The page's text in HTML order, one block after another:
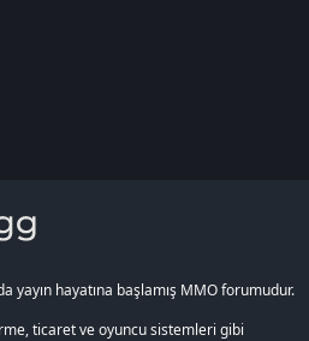
yayın hayatına başlamış MMO forumudur.
ticaret ve oyuncu sistemleri gibi